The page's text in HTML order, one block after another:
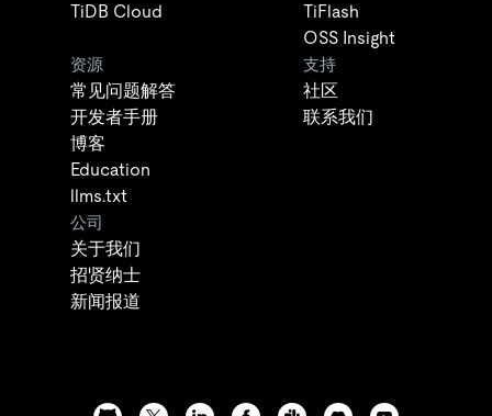
TiDB Cloud
TiFlash
OSS Insight
资源
常见问题解答
开发者手册
博客
Education
llms.txt
支持
社区
联系我们
公司
关于我们
招贤纳士
新闻报道